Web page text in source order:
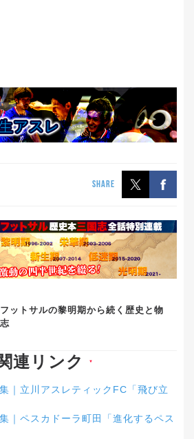
SHARE
ットサルの黎明期から続く歴史と物
連リンク ▼
｜立川アスレティックFC「飛び立
｜ペスカドーラ町田「進化するペス